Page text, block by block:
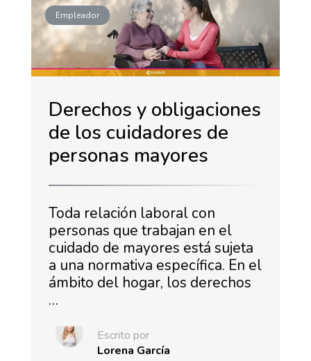
Empleador
Derechos y obligaciones
de los cuidadores de
personas mayores
Toda relación laboral con
personas que trabajan en el
cuidado de mayores está sujeta
a una normativa específica. En el
ámbito del hogar, los derechos
…
Escrito por
Lorena García